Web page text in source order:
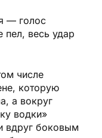
— голос
пел, весь удар
числе
которую
а вокруг
водки»
вдруг боковым